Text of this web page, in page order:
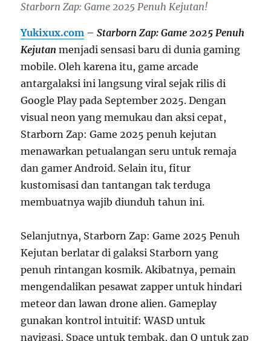
Starborn Zap: Game 2025 Penuh Kejutan!
Yukixux.com –Starborn Zap: Game 2025 Penuh
Kejutan menjadi sensasi baru di dunia gaming
mobile. Oleh karena itu, game arcade
antargalaksi ini langsung viral sejak rilis di
Google Play pada September 2025. Dengan
visual neon yang memukau dan aksi cepat,
Starborn Zap: Game 2025 penuh kejutan
menawarkan petualangan seru untuk remaja
dan gamer Android. Selain itu, fitur
kustomisasi dan tantangan tak terduga
membuatnya wajib diunduh tahun ini.
Selanjutnya, Starborn Zap: Game 2025 Penuh
Kejutan berlatar di galaksi Starborn yang
penuh rintangan kosmik. Akibatnya, pemain
mengendalikan pesawat zapper untuk hindari
meteor dan lawan drone alien. Gameplay
gunakan kontrol intuitif: WASD untuk
navigasi, Space untuk tembak, dan Q untuk zap